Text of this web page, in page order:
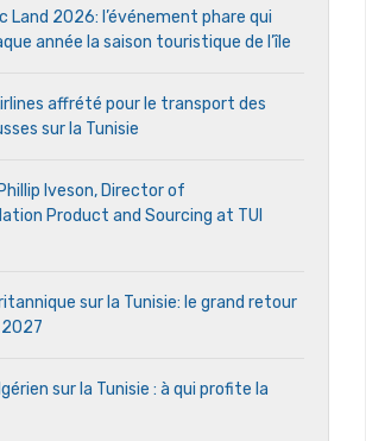
Land 2026: l’événement phare qui
année la saison touristique de l’île
affrété pour le transport des
sur la Tunisie
Iveson, Director of
Product and Sourcing at TUI
sur la Tunisie: le grand retour
sur la Tunisie : à qui profite la